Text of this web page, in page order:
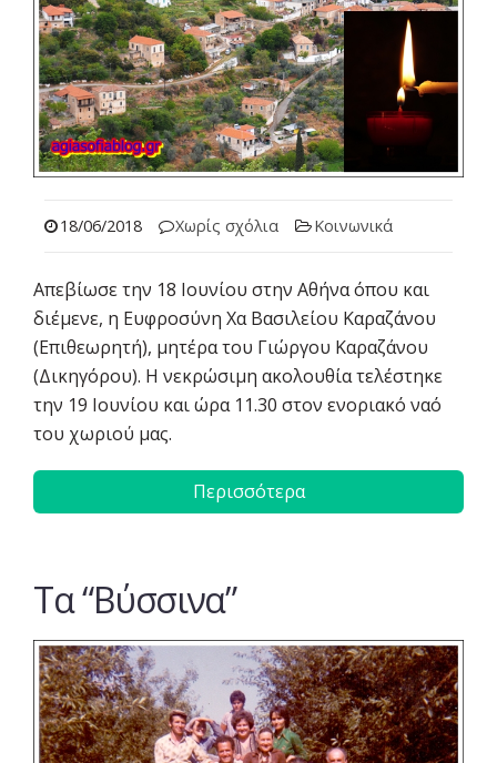
18/06/2018 Χωρίς σχόλια Κοινωνικά
Απεβίωσε την 18 Ιουνίου στην Αθήνα όπου και
διέμενε, η Ευφροσύνη Χα Βασιλείου Καραζάνου
(Επιθεωρητή), μητέρα του Γιώργου Καραζάνου
(Δικηγόρου). Η νεκρώσιμη ακολουθία τελέστηκε
την 19 Ιουνίου και ώρα 11.30 στον ενοριακό ναό
του χωριού μας.
Περισσότερα
Τα “Βύσσινα”